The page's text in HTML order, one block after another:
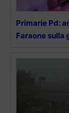
Primarie Pd:
Faraone sulla